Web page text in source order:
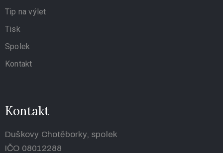
Tip na výlet
Tisk
Spolek
Kontakt
Kontakt
Duškovy Chotěborky, spolek
IČO 08012288